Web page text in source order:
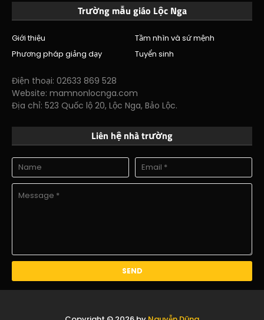
Trường mẫu giáo Lộc Nga
Giới thiệu
Tầm nhìn và sứ mệnh
Phương pháp giảng dạy
Tuyển sinh
Điện thoại: 02633 869 528
Website: mamnonlocnga.com
Địa chỉ: 523 Quốc lộ 20, Lộc Nga, Bảo Lộc.
Liên hệ nhà trường